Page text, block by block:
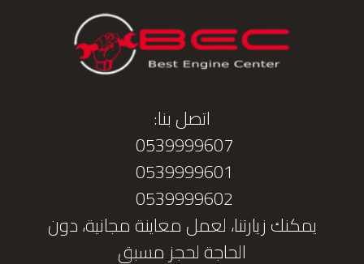
اتصل بنا:
0539999607
0539999601
0539999602
يمكنك زيارتنا، لعمل معاينة مجانية، دون
الحاجة لحجز مسبق